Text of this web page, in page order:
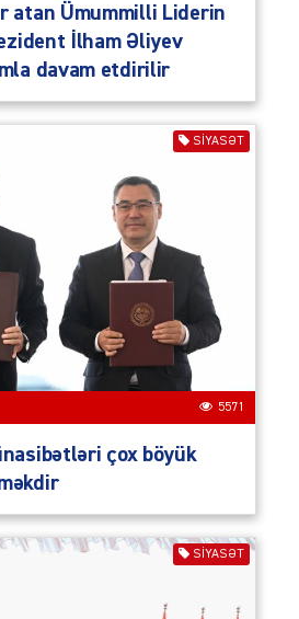
atan Ümummilli Liderin
İlham Əliyev
davam etdirilir
SIYASƏT
5571
çox böyük
SIYASƏT